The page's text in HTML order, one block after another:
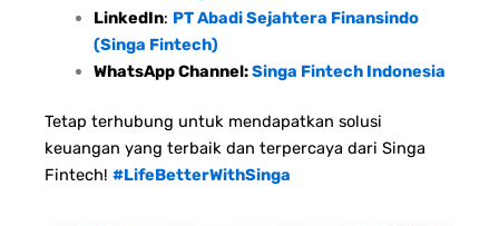
LinkedIn: PT Abadi Sejahtera Finansindo
(Singa Fintech)
WhatsApp Channel:Singa Fintech Indonesia
Tetap terhubung untuk mendapatkan solusi
keuangan yang terbaik dan terpercaya dari Singa
Fintech! #LifeBetterWithSinga